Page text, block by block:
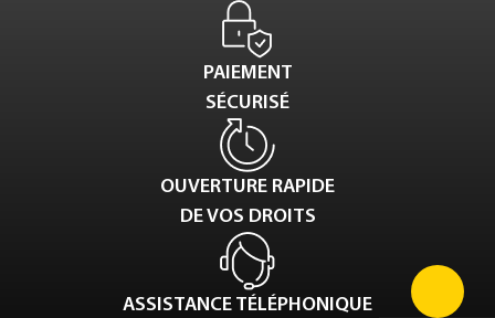
PAIEMENT
SÉCURISÉ
OUVERTURE RAPIDE
DE VOS DROITS
ASSISTANCE TÉLÉPHONIQUE